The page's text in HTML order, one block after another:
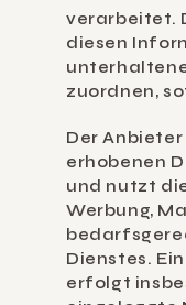
verarbeitet.
diesen
zuordnen,
Der
erhobenen
und nutzt
Werbung,
Dienstes.
erfolgt